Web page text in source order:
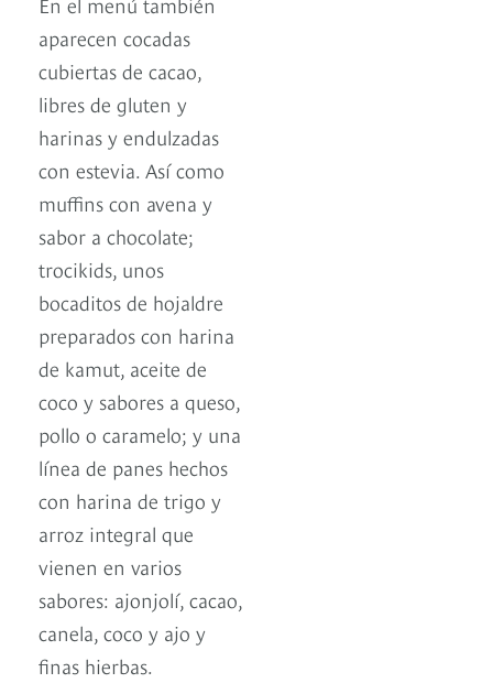
aparecen cocadas
cubiertas de cacao,
libres de gluten y
harinas y endulzadas
con estevia. Así como
muffins con avena y
sabor a chocolate;
trocikids, unos
bocaditos de hojaldre
preparados con harina
de kamut, aceite de
coco y sabores a queso,
pollo o caramelo; y una
línea de panes hechos
con harina de trigo y
arroz integral que
vienen en varios
sabores: ajonjolí, cacao,
canela, coco y ajo y
finas hierbas.